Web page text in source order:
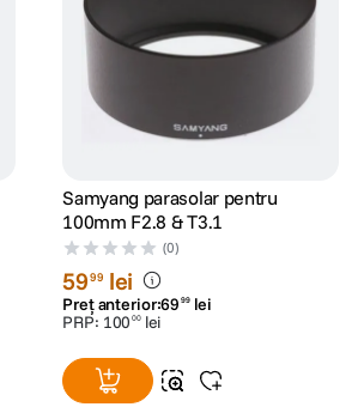
Samyang parasolar pentru
100mm F2.8 & T3.1
(0)
5999 lei
Preț anterior:69 99 lei
PRP: 100 00 lei